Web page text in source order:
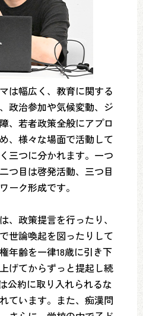
は幅広く、教育に関する
政治参加や気候変動、ジ
、若者政策全般にアプロ
、様々な場面で活動して
三つに分かれます。一つ
つ目は啓発活動、三つ目
ーク形成です。
、政策提言を行ったり、
世論喚起を図ったりして
年齢を一律18歳に引き下
げてからずっと提起し続
公約に取り入れられるな
ています。また、痴漢問